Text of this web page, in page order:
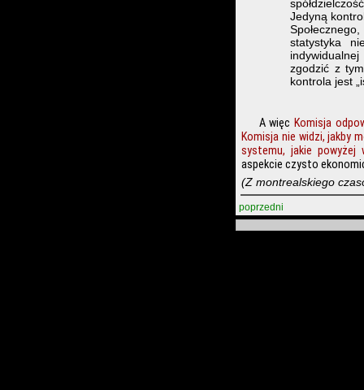
Jedyną
statystyka
zgodzić z
kontrola jest
A więc Komisja
Komisja nie widzi, jakby
systemu, jakie powyżej
aspekcie czysto
(Z montrealskiego
poprzedni